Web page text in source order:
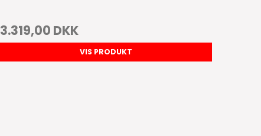
3.319,00 DKK
VIS PRODUKT